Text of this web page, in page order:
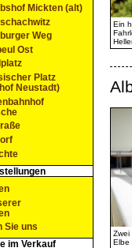
Ein
Elbe
Mickten (alt)
Weg
Ost
Platz
Neustadt)
Sie uns
im Verkauf